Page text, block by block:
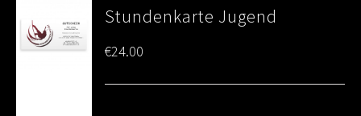
Stundenkarte Jugend
€24.00